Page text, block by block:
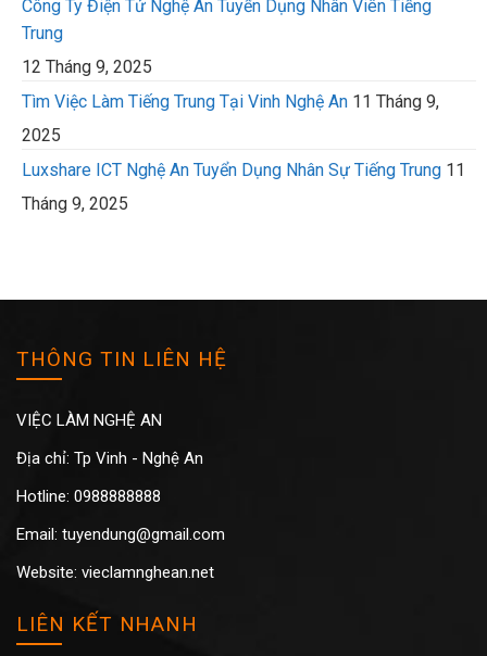
Công Ty Điện Tử Nghệ An Tuyển Dụng Nhân Viên Tiếng
Trung
12 Tháng 9, 2025
Tìm Việc Làm Tiếng Trung Tại Vinh Nghệ An 11 Tháng 9,
2025
Luxshare ICT Nghệ An Tuyển Dụng Nhân Sự Tiếng Trung 11
Tháng 9, 2025
THÔNG TIN LIÊN HỆ
VIỆC LÀM NGHỆ AN
Địa chỉ: Tp Vinh - Nghệ An
Hotline: 0988888888
Email: tuyendung@gmail.com
Website: vieclamnghean.net
LIÊN KẾT NHANH